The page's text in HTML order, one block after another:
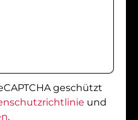
geschützt
und
.